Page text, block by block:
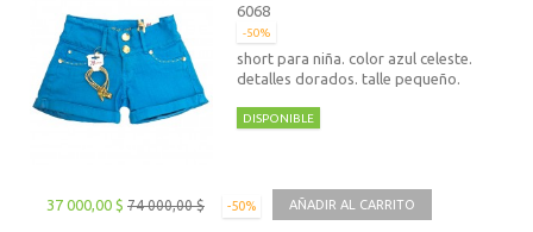
6068
-50%
short para niña. color azul celeste.
detalles dorados. talle pequeño.
DISPONIBLE
37 000,00 $ 74 000,00 $ -50% AÑADIR AL CARRITO